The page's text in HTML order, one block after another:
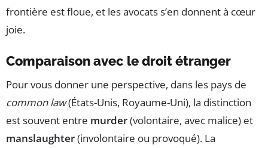
frontière est floue, et les avocats s’en donnent à cœur
joie.
Comparaison avec le droit étranger
Pour vous donner une perspective, dans les pays de
common law(États-Unis, Royaume-Uni), la distinction
est souvent entre murder(volontaire, avec malice) et
manslaughter(involontaire ou provoqué). La